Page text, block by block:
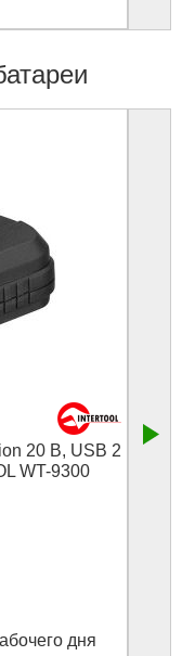
20 В, USB 2
WT-9300
дня